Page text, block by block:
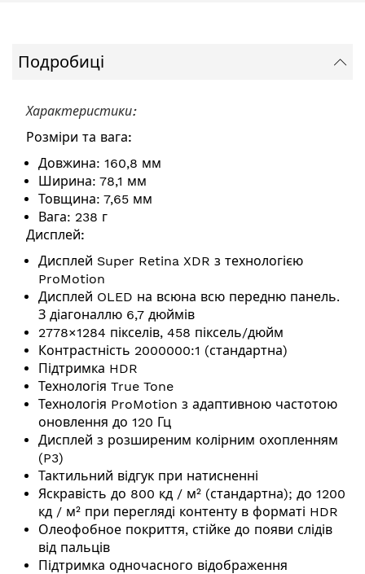
Подробиці
Характеристики:
Розміри та вага:
Довжина: 160,8 мм
Ширина: 78,1 мм
Товщина: 7,65 мм
Вага: 238 г
Дисплей:
Дисплей Super Retina XDR з технологією
ProMotion
Дисплей OLED на всюна всю передню панель.
З діагоналлю 6,7 дюймів
2778×1284 пікселів, 458 піксель/дюйм
Контрастність 2000000:1 (стандартна)
Підтримка HDR
Технологія True Tone
Технологія ProMotion з адаптивною частотою
оновлення до 120 Гц
Дисплей з розширеним колірним охопленням
(P3)
Тактильний відгук при натисненні
Яскравість до 800 кд / м² (стандартна); до 1200
кд / м² при перегляді контенту в форматі HDR
Олеофобное покриття, стійке до появи слідів
від пальців
Підтримка одночасного відображення